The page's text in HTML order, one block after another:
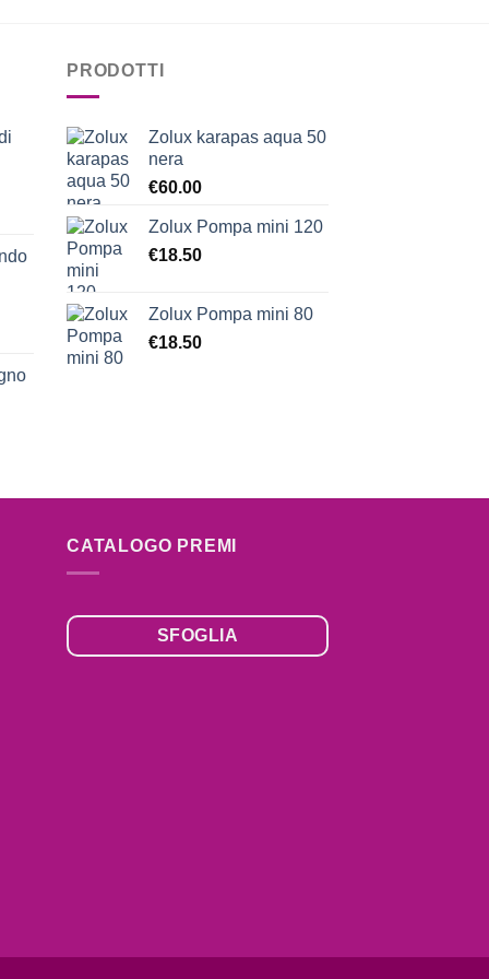
PRODOTTI
Zolux karapas aqua 50
nera
€60.00
Zolux Pompa mini 120
€18.50
Zolux Pompa mini 80
€18.50
CATALOGO PREMI
SFOGLIA